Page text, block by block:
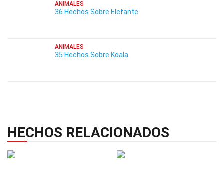
ANIMALES
36 Hechos Sobre Elefante
ANIMALES
35 Hechos Sobre Koala
HECHOS RELACIONADOS